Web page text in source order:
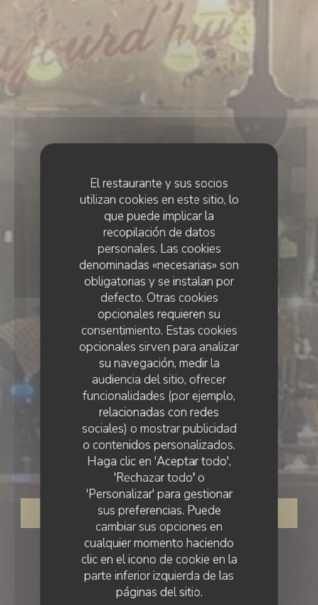
El restaurante y sus socios
utilizan cookies en este sitio, lo
que puede implicar la
recopilación de datos
personales. Las cookies
denominadas «necesarias» son
obligatorias y se instalan por
defecto. Otras cookies
opcionales requieren su
consentimiento. Estas cookies
opcionales sirven para analizar
su navegación, medir la
audiencia del sitio, ofrecer
funcionalidades (por ejemplo,
relacionadas con redes
sociales) o mostrar publicidad
o contenidos personalizados.
Haga clic en 'Aceptar todo',
'Rechazar todo' o
'Personalizar' para gestionar
sus preferencias. Puede
cambiar sus opciones en
cualquier momento haciendo
clic en el icono de cookie en la
parte inferior izquierda de las
páginas del sitio.
CLUB• PARIS
Chez Clo
RESERVAR UNA MESA
CHEZ CLO